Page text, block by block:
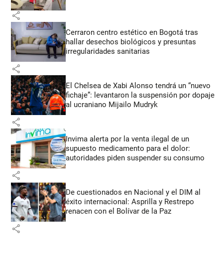
share
Cerraron centro estético en Bogotá tras
hallar desechos biológicos y presuntas
irregularidades sanitarias
share
El Chelsea de Xabi Alonso tendrá un “nuevo
fichaje”: levantaron la suspensión por dopaje
al ucraniano Mijailo Mudryk
share
Invima alerta por la venta ilegal de un
supuesto medicamento para el dolor:
autoridades piden suspender su consumo
share
De cuestionados en Nacional y el DIM al
éxito internacional: Asprilla y Restrepo
renacen con el Bolívar de la Paz
share